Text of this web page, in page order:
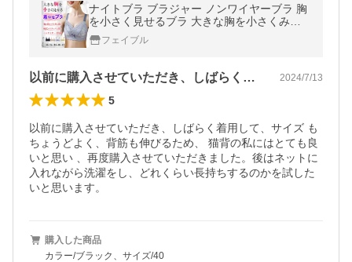
ナイトブラ ブラジャー ノンワイヤーブラ 胸
を小さく見せるブラ 大きな胸を小さくみせ
る ブラ ぶら 着痩せブラ 着やせブラ ワイヤ
ーなし 補正 脇高 爆買
フェイブル
以前に購入させていただき、しばらく着用… 2024/7/13
5
以前に購入させていただき、しばらく着用して、サイズ も
ちょうどよく、背筋も伸びるため、 猫背の私にはとても良
いと思い 、再度購入させていただきました。後はネットに
入れながら洗濯をし、どれくらい長持ちするのかを試した
いと思います。
購入した商品
カラー/ブラック、サイズ/40